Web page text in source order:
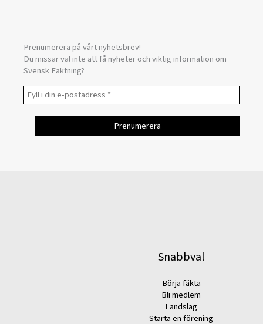
Prenumerera på vårt nyhetsbrev!
Du missar väl inte att få nyheter och viktig information om
Svensk Fäktning?
Snabbval
Börja fäkta
Bli medlem
Landslag
Starta en förening